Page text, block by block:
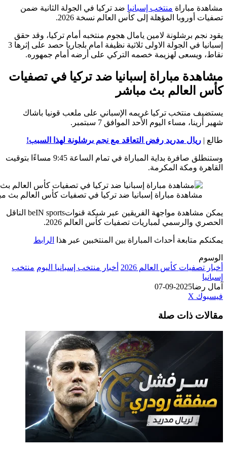
مباراةمنتخب إسبانياضد تركيا في الجولة الثانية ضمن
المؤهلة إلى كأس العالم نسخة 2026.
برشلونة لامين يامال هجوم منتخبه أمام تركيا، وقد حقق
إسبانيا في الجولة الاولى ثلاثية نظيفة امام بلجاريا حصد على إثرها 3
لهزيمة خصمه التركي على أرضه أمام جمهوره.
مباراة إسبانيا ضد تركيا في تصفيات
بث مباشر
منتخب تركيا غريمه الإسباني على ملعب قونيا باشاك
مساء اليوم الأحد الموافق 7 سبتمبر.
ريال مدريد رفض التعاقد مع نجم برشلونة لهذا السبب!
وستنطلق صافرة بداية المباراة في تمام الساعة 9:45 مساءًا بتوقيت
ومكة المكرمة.
مباراة إسبانيا ضد تركيا في تصفيات كأس العالم بث مباشر
يمكن مشاهدة مواجهة الفريقين عبر شبكة قنواتbeIN sports الناقل
والرسمي لمباريات تصفيات كأس العالم 2026.
متابعة أحداث المباراة بين المنتخبين عبر هذا الرابط
كأس العالم 2026
أخبار منتخب إسبانيا اليوم منتخب
2025-09-07
‫Xلينكدإن
بينتيريست
مشاركة
البريد
طباعة
ذات صلة